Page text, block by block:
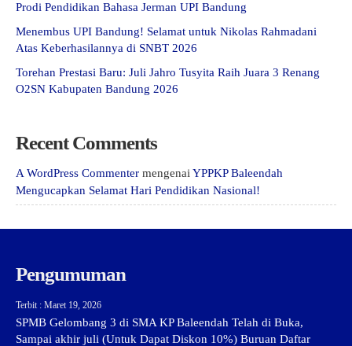
Prodi Pendidikan Bahasa Jerman UPI Bandung
Menembus UPI Bandung! Selamat untuk Nikolas Rahmadani
Atas Keberhasilannya di SNBT 2026
Torehan Prestasi Baru: Juli Jahro Tusyita Raih Juara 3 Renang
O2SN Kabupaten Bandung 2026
Recent Comments
A WordPress Commenter mengenai YPPKP Baleendah
Mengucapkan Selamat Hari Pendidikan Nasional!
Pengumuman
Terbit : Maret 19, 2026
SPMB Gelombang 3 di SMA KP Baleendah Telah di Buka,
Sampai akhir juli (Untuk Dapat Diskon 10%) Buruan Daftar